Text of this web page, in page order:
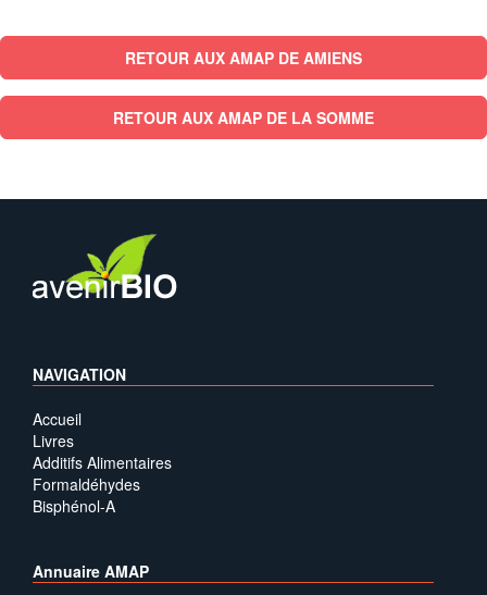
RETOUR AUX AMAP DE AMIENS
RETOUR AUX AMAP DE LA SOMME
NAVIGATION
Accueil
Livres
Additifs Alimentaires
Formaldéhydes
Bisphénol-A
Annuaire AMAP